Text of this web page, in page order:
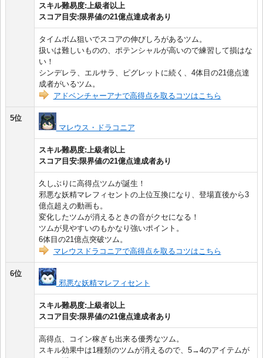
スキル難易度:上級者以上
スコア目安:限界値の21億点達成者あり
タイムボム狙いでスコアの伸びしろがあるツム。
扱いは難しいものの、ポテンシャルが高いので練習して損はな
い！
シンデレラ、エルサラ、ピグレットに続く、4体目の21億点達
成者がいるツム。
アドベンチャーアナで高得点を取るコツはこちら
5位
マレウス・ドラコニア
スキル難易度:上級者以上
スコア目安:限界値の21億点達成者あり
久しぶりに高得点ツムが誕生！
邪悪な妖精マレフィセントの上位互換になり、登場直後から3
億点超えの動画も。
変化したツムが消えるときの音がクセになる！
ツムが見やすいのもかなり強いポイント。
6体目の21億点突破ツム。
マレウスドラコニアで高得点を取るコツはこちら
6位
邪悪な妖精マレフィセント
スキル難易度:上級者以上
スコア目安:限界値の21億点達成者あり
高得点、コイン稼ぎも出来る優秀なツム。
スキル効果中は1種類のツムが消えるので、5→4のアイテムが